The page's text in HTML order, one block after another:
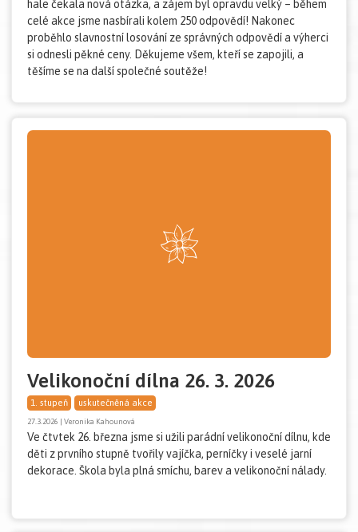
hale čekala nová otázka, a zájem byl opravdu velký – během
celé akce jsme nasbírali kolem 250 odpovědí! Nakonec
proběhlo slavnostní losování ze správných odpovědí a výherci
si odnesli pěkné ceny. Děkujeme všem, kteří se zapojili, a
těšíme se na další společné soutěže!
Velikonoční dílna 26. 3. 2026
1. stupeň uskutečněná akce
27.3.2026 | Veronika Kahounová
Ve čtvtek 26. března jsme si užili parádní velikonoční dílnu, kde
děti z prvního stupně tvořily vajíčka, perníčky i veselé jarní
dekorace. Škola byla plná smíchu, barev a velikonoční nálady.